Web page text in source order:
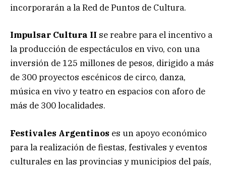
incorporarán a la Red de Puntos de Cultura.
Impulsar Cultura II se reabre para el incentivo a
la producción de espectáculos en vivo, con una
inversión de 125 millones de pesos, dirigido a más
de 300 proyectos escénicos de circo, danza,
música en vivo y teatro en espacios con aforo de
más de 300 localidades.
Festivales Argentinos es un apoyo económico
para la realización de fiestas, festivales y eventos
culturales en las provincias y municipios del país,